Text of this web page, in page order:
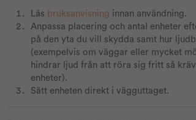
Läs bruksanvisning innan användning.
Anpassa placering och antal enheter
på den yta du vill skydda samt hur
(exempelvis om väggar eller mycket
hindrar ljud från att röra sig fritt så
enheter).
Sätt enheten direkt i vägguttaget.